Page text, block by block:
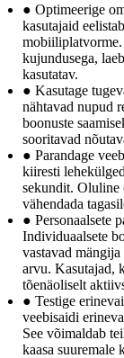
● Optimeerige
kasutajaid eelistab
mobiiliplatvorme.
kujundusega,
kasutatav.
● Kasutage
nähtavad nupud
boonuste
sooritavad
● Parandage
kiiresti
sekundit. Oluline
vähendada
● Personaalsete
Individuaalsete
vastavad
arvu. Kasutajad,
tõenäoliselt
● Testige
veebisaidi
See võimaldab
kaasa suuremale